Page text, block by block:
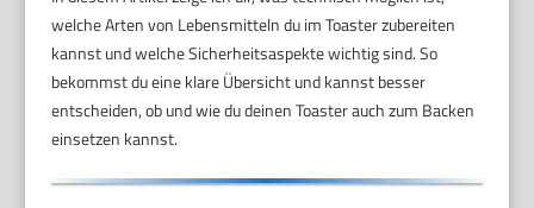
welche Arten von Lebensmitteln du im Toaster zubereiten
kannst und welche Sicherheitsaspekte wichtig sind. So
bekommst du eine klare Übersicht und kannst besser
entscheiden, ob und wie du deinen Toaster auch zum Backen
einsetzen kannst.